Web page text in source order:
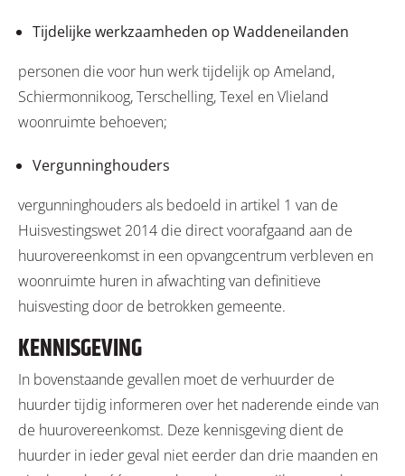
Tijdelijke werkzaamheden op Waddeneilanden
personen die voor hun werk tijdelijk op Ameland,
Schiermonnikoog, Terschelling, Texel en Vlieland
woonruimte behoeven;
Vergunninghouders
vergunninghouders als bedoeld in artikel 1 van de
Huisvestingswet 2014 die direct voorafgaand aan de
huurovereenkomst in een opvangcentrum verbleven en
woonruimte huren in afwachting van definitieve
huisvesting door de betrokken gemeente.
KENNISGEVING
In bovenstaande gevallen moet de verhuurder de
huurder tijdig informeren over het naderende einde van
de huurovereenkomst. Deze kennisgeving dient de
huurder in ieder geval niet eerder dan drie maanden en